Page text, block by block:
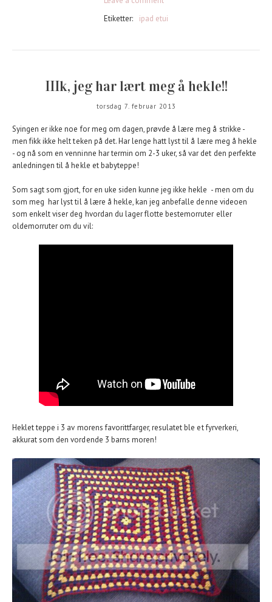
Etiketter:
ipad etui
IIIk, jeg har lært meg å hekle!!
torsdag 7. februar 2013
Syingen er ikke noe for meg om dagen, prøvde å lære meg å strikke -
men fikk ikke helt teken på det. Har lenge hatt lyst til å lære meg å hekle
- og nå som en venninne har termin om 2-3 uker, så var det den perfekte
anledningen til å hekle et babyteppe!
Som sagt som gjort, for en uke siden kunne jeg ikke hekle - men om du
som meg har lyst til å lære å hekle, kan jeg anbefalle denne videoen
som enkelt viser deg hvordan du lager flotte bestemorruter eller
oldemorruter om du vil:
Heklet teppe i 3 av morens favorittfarger, resulatet ble et fyrverkeri,
akkurat som den vordende 3 barns moren!